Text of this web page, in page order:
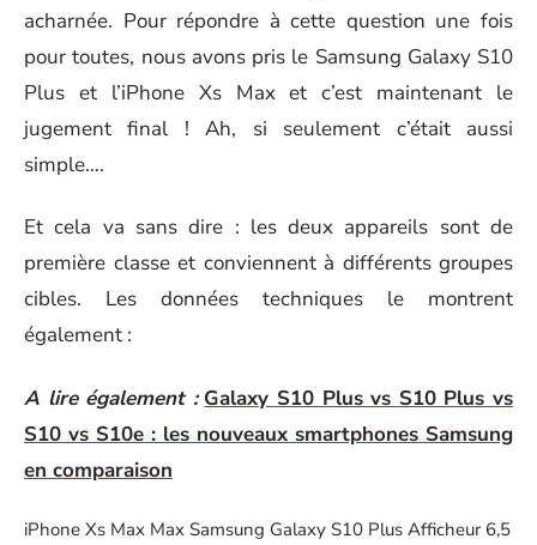
acharnée. Pour répondre à cette question une fois
pour toutes, nous avons pris le Samsung Galaxy S10
Plus et l’iPhone Xs Max et c’est maintenant le
jugement final ! Ah, si seulement c’était aussi
simple….
Et cela va sans dire : les deux appareils sont de
première classe et conviennent à différents groupes
cibles. Les données techniques le montrent
également :
A lire également : Galaxy S10 Plus vs S10 Plus vs
S10 vs S10e : les nouveaux smartphones Samsung
en comparaison
iPhone Xs Max Max Samsung Galaxy S10 Plus Afficheur 6,5